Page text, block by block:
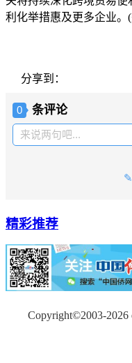
利化举措惠及更多企业。
分享到：
0 条评论
来说两句吧...
精彩推荐
Copyright©2003-2026